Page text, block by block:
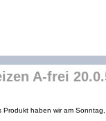
A-frei
Produkt haben wir am